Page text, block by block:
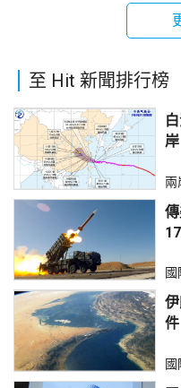
至 Hit 新聞排行榜
兩
國
國